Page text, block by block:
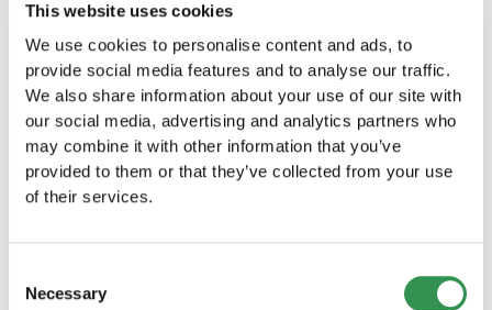
This website uses cookies
We use cookies to personalise content and ads, to
provide social media features and to analyse our traffic.
We also share information about your use of our site with
our social media, advertising and analytics partners who
may combine it with other information that you’ve
provided to them or that they’ve collected from your use
of their services.
Selection
Necessary
exigences légales. Toutefois, compte tenu de la
fiscaux et de sa réputation internationale, il
peut s'agir d'un investissement extrêmement
rentable dans votre future entreprise. Suivez
attentivement ces étapes pour que le processus
se déroule sans heurts et avec succès.
Découvrez d'autres ressources et informations